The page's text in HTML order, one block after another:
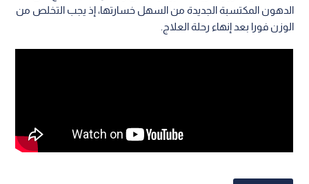
الدهون المكتسبة الجديدة من السهل خسارتها، إذ يجب التخلص من
الوزن فورا بعد إنهاء رحلة العلاج.